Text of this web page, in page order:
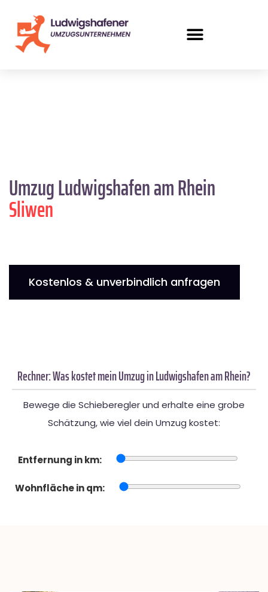
Umzug Ludwigshafen am Rhein
Sliwen
Kostenlos & unverbindlich anfragen
Rechner: Was kostet mein Umzug in Ludwigshafen am Rhein?
Bewege die Schieberegler und erhalte eine grobe
Schätzung, wie viel dein Umzug kostet:
Entfernung in km:
Wohnfläche in qm: